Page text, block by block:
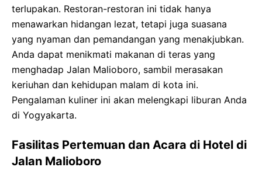
terlupakan. Restoran-restoran ini tidak hanya
menawarkan hidangan lezat, tetapi juga suasana
yang nyaman dan pemandangan yang menakjubkan.
Anda dapat menikmati makanan di teras yang
menghadap Jalan Malioboro, sambil merasakan
keriuhan dan kehidupan malam di kota ini.
Pengalaman kuliner ini akan melengkapi liburan Anda
di Yogyakarta.
Fasilitas Pertemuan dan Acara di Hotel di
Jalan Malioboro